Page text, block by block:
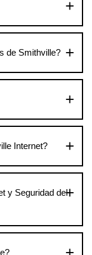
de Smithville?
Internet?
y Seguridad del